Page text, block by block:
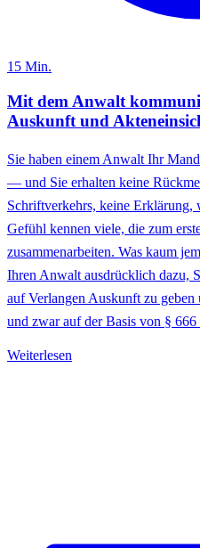
15 Min.
Mit dem Anwalt
Auskunft und
Sie haben einem Anwalt Ihr
— und Sie erhalten keine
Schriftverkehrs, keine Erklärung,
Gefühl kennen viele, die zum
zusammenarbeiten. Was kaum
Ihren Anwalt ausdrücklich dazu,
auf Verlangen Auskunft zu
und zwar auf der Basis von §
Weiterlesen